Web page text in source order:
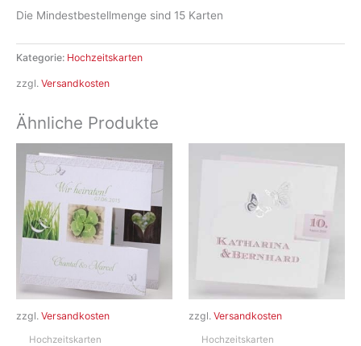
Die Mindestbestellmenge sind 15 Karten
Kategorie: Hochzeitskarten
zzgl. Versandkosten
Ähnliche Produkte
zzgl. Versandkosten
Hochzeitskarten
zzgl. Versandkosten
Hochzeitskarten